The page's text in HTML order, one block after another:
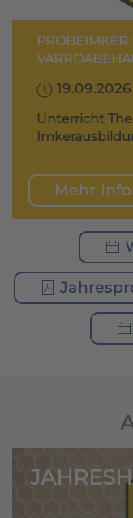
PROBEIMKER
Unterricht
Mehr